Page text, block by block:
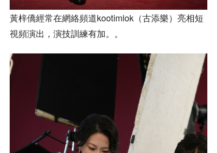
黃梓僑經常在網絡頻道kootimlok（古添樂）亮相短
視頻演出，演技訓練有加。。